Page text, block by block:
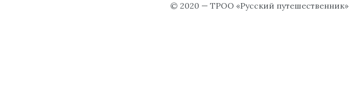
© 2020 — ТРОО «Русский путешественник»